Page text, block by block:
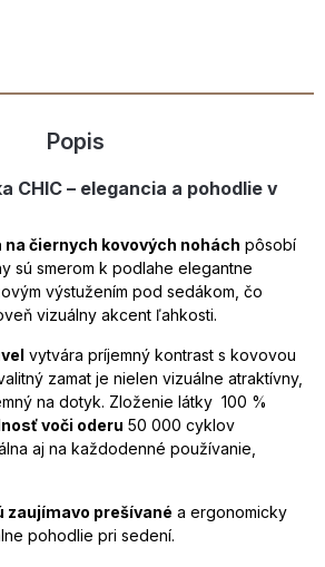
Popis
CHIC – elegancia a pohodlie v
na čiernych kovových nohách pôsobí
sú smerom k podlahe elegantne
výstužením pod sedákom, čo
vizuálny akcent ľahkosti.
vytvára príjemný kontrast s kovovou
zamat je nielen vizuálne atraktívny,
na dotyk. Zloženie látky 100 %
voči oderu 50 000 cyklov
aj na každodenné používanie,
zaujímavo prešívané a ergonomicky
pohodlie pri sedení.